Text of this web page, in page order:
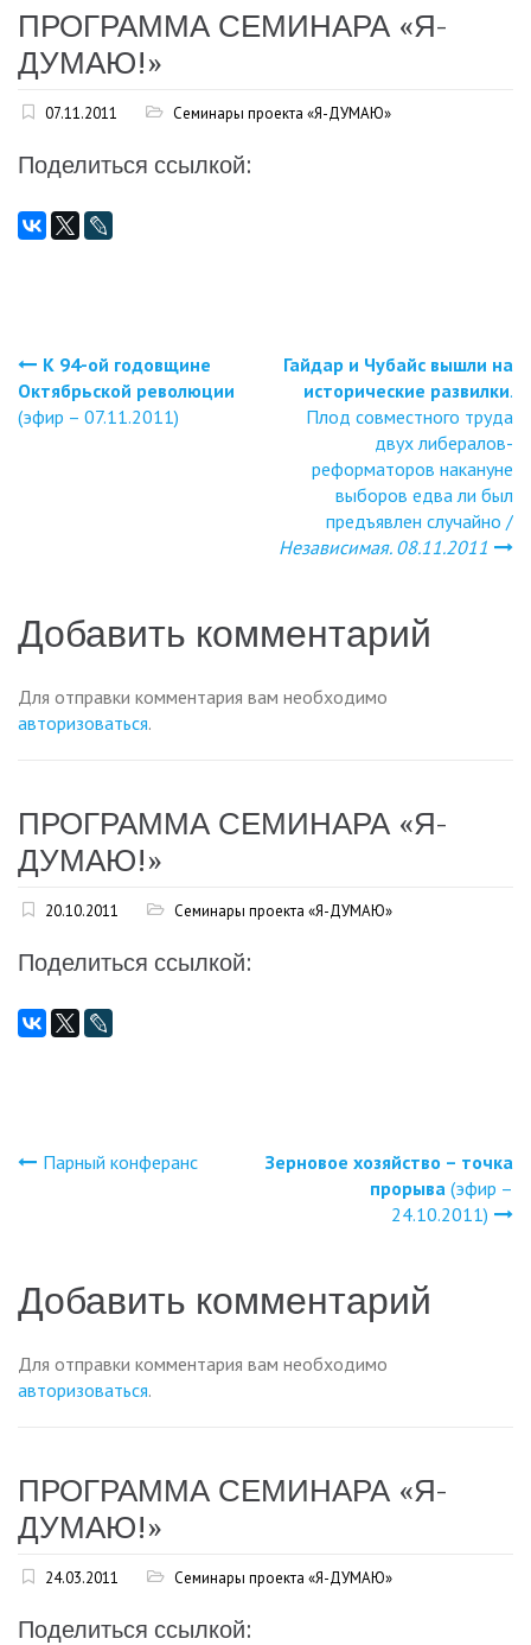
ПРОГРАММА СЕМИНАРА «Я-
ДУМАЮ!»
07.11.2011 Семинары проекта «Я-ДУМАЮ»
Поделиться ссылкой:
Навигация
по
К 94-ой годовщине
Октябрьской революции
(эфир – 07.11.2011)
Гайдар и Чубайс вышли на
исторические развилки.
Плод совместного труда
двух либералов-
реформаторов накануне
выборов едва ли был
предъявлен случайно /
Независимая. 08.11.2011
Добавить комментарий
Для отправки комментария вам необходимо
авторизоваться.
ПРОГРАММА СЕМИНАРА «Я-
ДУМАЮ!»
20.10.2011 Семинары проекта «Я-ДУМАЮ»
Поделиться ссылкой:
Навигация
записям
Парный конферанс
Зерновое хозяйство – точка
прорыва (эфир –
24.10.2011)
Добавить комментарий
Для отправки комментария вам необходимо
авторизоваться.
ПРОГРАММА СЕМИНАРА «Я-
ДУМАЮ!»
24.03.2011 Семинары проекта «Я-ДУМАЮ»
Поделиться ссылкой: